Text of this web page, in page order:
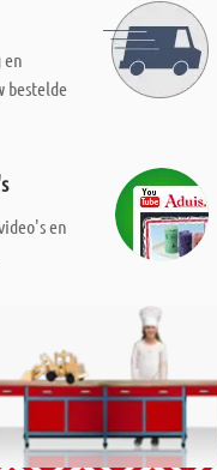
en
bestelde
en